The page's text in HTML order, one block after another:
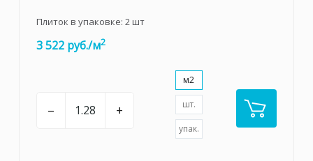
Плиток в упаковке: 2шт
3 522 руб./м2
– +
м2
шт.
упак.